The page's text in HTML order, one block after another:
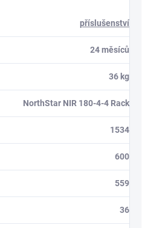
příslušenství
24 měsíců
36 kg
NorthStar NIR 180-4-4 Rack
1534
600
559
36